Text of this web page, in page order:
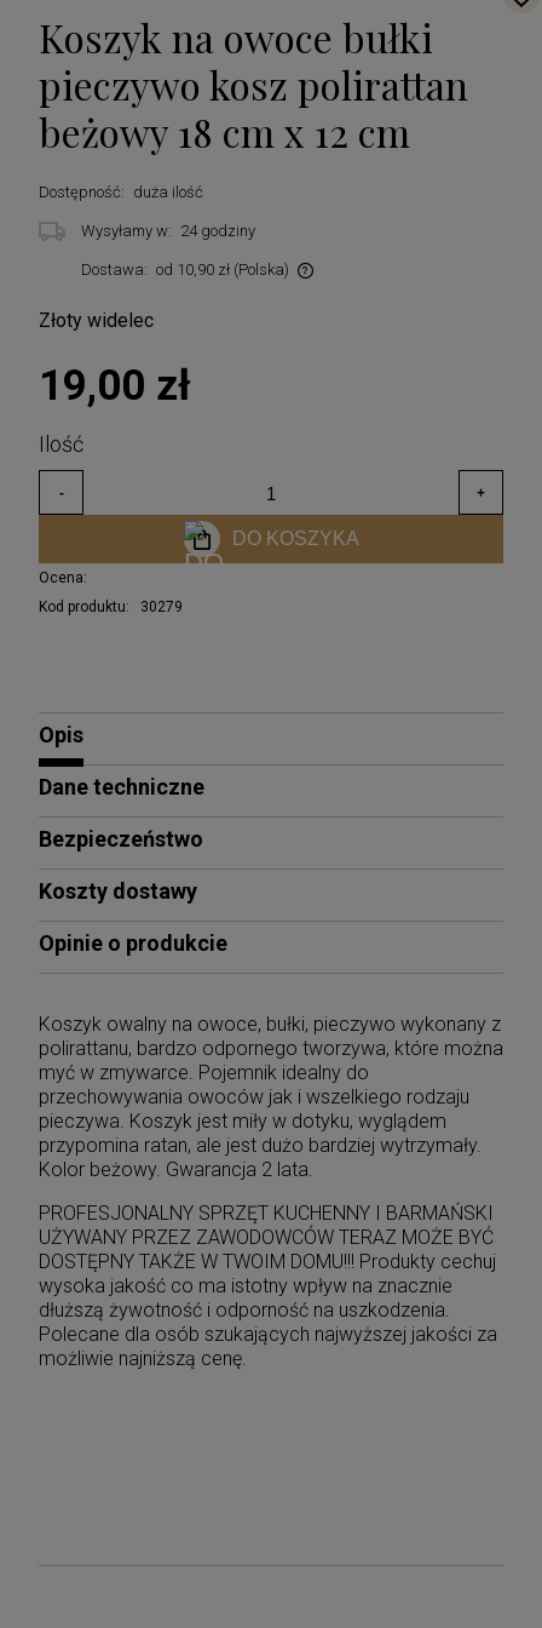
Koszyk na owoce bułki
pieczywo kosz polirattan
beżowy 18 cm x 12 cm
Dostępność: duża ilość
Wysyłamy w: 24 godziny
Dostawa: od 10,90 zł (Polska)
Złoty widelec
19,00 zł
DO KOSZYKA
Ocena:
Kod produktu:
30279
Opis
Dane techniczne
Bezpieczeństwo
Koszty dostawy
Opinie o produkcie
Koszyk owalny na owoce, bułki, pieczywo wykonany z
polirattanu, bardzo odpornego tworzywa, które można
myć w zmywarce. Pojemnik idealny do
przechowywania owoców jak i wszelkiego rodzaju
pieczywa. Koszyk jest miły w dotyku, wyglądem
przypomina ratan, ale jest dużo bardziej wytrzymały.
Kolor beżowy. Gwarancja 2 lata.
PROFESJONALNY SPRZĘT KUCHENNY I BARMAŃSKI
UŻYWANY PRZEZ ZAWODOWCÓW TERAZ MOŻE BYĆ
DOSTĘPNY TAKŻE W TWOIM DOMU!!! Produkty cechuj
wysoka jakość co ma istotny wpływ na znacznie
dłuższą żywotność i odporność na uszkodzenia.
Polecane dla osób szukających najwyższej jakości za
możliwie najniższą cenę.